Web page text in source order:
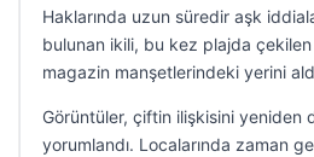
Haklarında uzun süredir aşk
bulunan ikili, bu kez plajda
magazin manşetlerindeki yerini
Görüntüler, çiftin ilişkisini yeniden
yorumlandı. Localarında zaman